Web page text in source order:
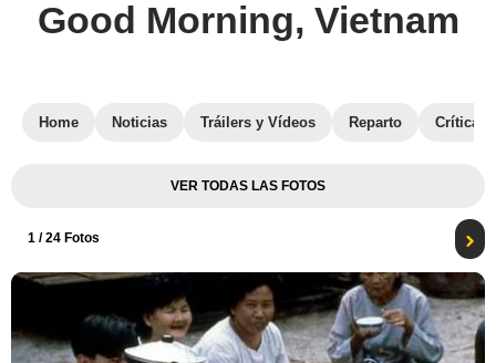
Good Morning, Vietnam
Home Noticias Tráilers y Vídeos Reparto Críticas
VER TODAS LAS FOTOS
1 / 24 Fotos